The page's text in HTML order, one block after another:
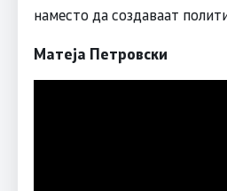
наместо да создаваат
Матеја Петровски